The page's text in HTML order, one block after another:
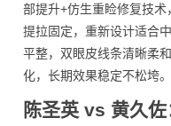
部提升+仿生重睑修复技
提拉固定，重新设计适合
平整，双眼皮线条清晰柔
化，长期效果稳定不松垮。
陈圣英 vs 黄久